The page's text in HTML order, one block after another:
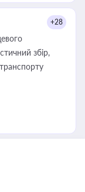
+28
збір,
плату за земельні ділянки, за паркування транспорту